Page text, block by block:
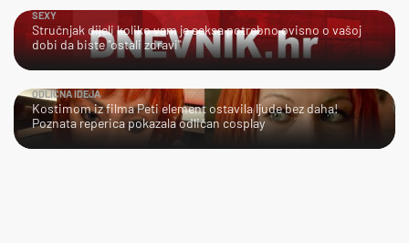
SEXY
Stručnjak dijeli koliko vam je seksa potrebno ovisno o vašoj
dobi da biste "ostali zdravi"
ODLIČNA IDEJA
Kostimom iz filma Peti element ostavila ljude bez daha!
Poznata reperica pokazala odličan cosplay